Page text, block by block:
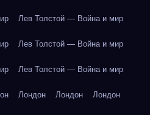
Лев Толстой — Война и мир
Лев Толстой — Война и мир
Лев Толстой — Война и мир
Лондон Лондон Лондон